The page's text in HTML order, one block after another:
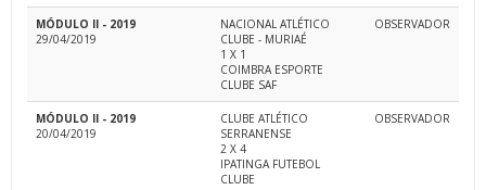
MÓDULO II - 2019
29/04/2019
NACIONAL ATLÉTICO
CLUBE - MURIAÉ
1 X 1
COIMBRA ESPORTE
CLUBE SAF
OBSERVADOR
MÓDULO II - 2019
20/04/2019
CLUBE ATLÉTICO
SERRANENSE
2 X 4
IPATINGA FUTEBOL
CLUBE
OBSERVADOR